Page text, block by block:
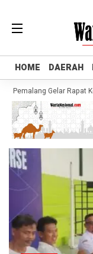
HOME DAERAH
HOME DAERAH
Pemalang Gelar Rapat